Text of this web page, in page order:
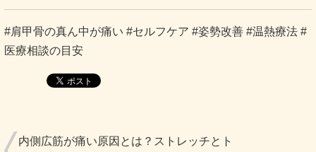
#肩甲骨の真ん中が痛い #セルフケア #姿勢改善 #温熱療法 #
医療相談の目安
内側広筋が痛い原因とは？ストレッチとト